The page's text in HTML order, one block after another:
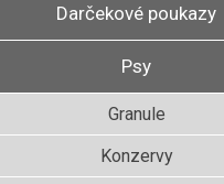
Darčekové poukazy
Psy
Granule
Konzervy